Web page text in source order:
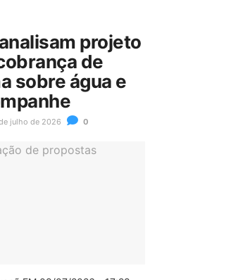
projeto
de
sobre água e
julho de 2026 0